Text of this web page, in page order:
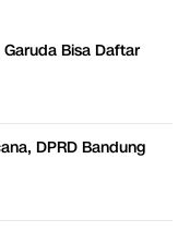
Bisa Daftar
DPRD Bandung